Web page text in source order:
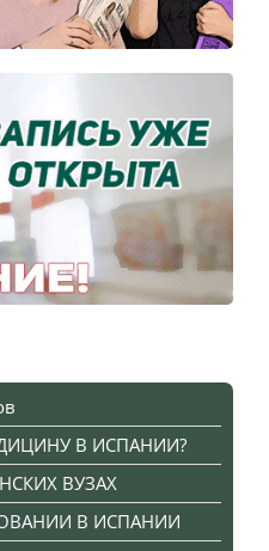
В ИСПАНИИ?
ВУЗАХ
В ИСПАНИИ